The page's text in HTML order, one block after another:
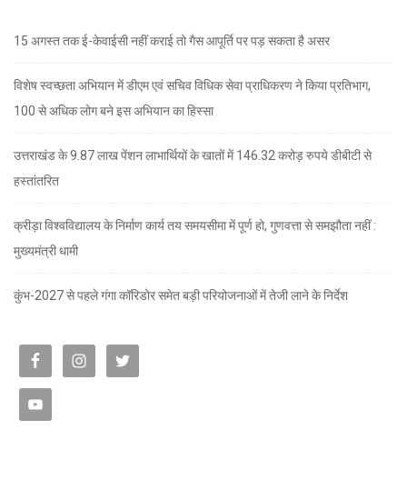
15 अगस्त तक ई-केवाईसी नहीं कराई तो गैस आपूर्ति पर पड़ सकता है असर
विशेष स्वच्छता अभियान में डीएम एवं सचिव विधिक सेवा प्राधिकरण ने किया प्रतिभाग,
100 से अधिक लोग बने इस अभियान का हिस्सा
उत्तराखंड के 9.87 लाख पेंशन लाभार्थियों के खातों में 146.32 करोड़ रुपये डीबीटी से
हस्तांतरित
क्रीड़ा विश्वविद्यालय के निर्माण कार्य तय समयसीमा में पूर्ण हो, गुणवत्ता से समझौता नहीं :
मुख्यमंत्री धामी
कुंभ-2027 से पहले गंगा कॉरिडोर समेत बड़ी परियोजनाओं में तेजी लाने के निर्देश